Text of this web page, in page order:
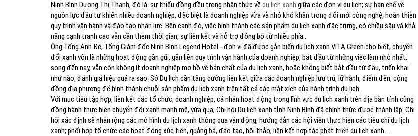
Ninh Bình Dương Thị Thanh, đó là: sự thiếu đồng đều trong nhận thức về du lịch xanh giữa các đơn vị du lịch; sự hạn chế về
nguồn lực đầu tư khiến nhiều doanh nghiệp, đặc biệt là doanh nghiệp vừa và nhỏ khó khăn trong đổi mới công nghệ, hoàn thiện
quy trình vận hành và đào tạo nhân lực. Bên cạnh đó, việc hình thành các sản phẩm du lịch xanh đặc trưng, có chiều sâu và khả
năng cạnh tranh cao vẫn cần thêm thời gian, sự liên kết và hỗ trợ đồng bộ từ nhiều phía…
Ông Tống Anh Đệ, Tổng Giám đốc Ninh Bình Legend Hotel - đơn vị đã được gắn biển du lịch xanh VITA Green cho biết, chuyển
đổi xanh vốn là những hoạt động gần gũi, gắn liền quy trình vận hành của doanh nghiệp, bắt đầu từ những việc làm nhỏ nhất,
song đến nay, vẫn còn không ít doanh nghiệp mơ hồ về bản chất của du lịch xanh, hoặc không biết bắt đầu từ đâu, triển khai
như nào, đánh giá hiệu quả ra sao. Sở Du lịch cần tăng cường liên kết giữa các doanh nghiệp lưu trú, lữ hành, điểm đến, cộng
đồng địa phương để hình thành chuỗi sản phẩm du lịch xanh trên tất cả các mắt xích của hành trình du lịch.
Với mục tiêu tập hợp, liên kết các tổ chức, doanh nghiệp, cá nhân hoạt động trong lĩnh vực du lịch xanh trên địa bàn tỉnh cùng
đồng hành thực hiện chuyển đổi xanh mạnh mẽ, vừa qua, Chi hội Du lịch xanh tỉnh Ninh Bình đã chính thức được thành lập. Chi
hội xác định sẽ nhân rộng các mô hình du lịch xanh thông qua vận động, hướng dẫn các hội viên thực hiện các tiêu chí du lịch
xanh; phối hợp tổ chức các hoạt động xúc tiến, quảng bá, đào tạo, hội thảo, liên kết hợp tác phát triển du lịch xanh…